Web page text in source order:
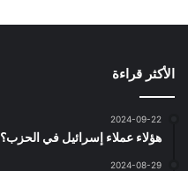
الأكثر قراءة
2024-09-22
هؤلاء عملاء إسرائيل في الحزب؟
2024-08-29